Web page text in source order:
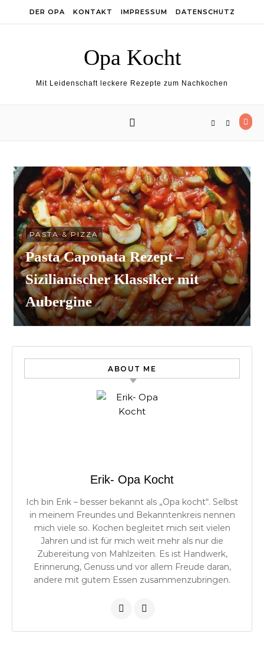
DER OPA KONTAKT IMPRESSUM DATENSCHUTZ
Opa Kocht
Mit Leidenschaft leckere Rezepte zum Nachkochen
PASTA & PIZZA
Pasta Caponata Rezept –
Sizilianischer Klassiker mit
Aubergine
ABOUT ME
Erik- Opa Kocht
Ich bin Erik – besser bekannt als „Opa kocht“. Selbst
in meinem Freundes und Bekanntenkreis nennen
mich viele so. Kochen begleitet mich seit vielen
Jahren und ist für mich weit mehr als nur die
Zubereitung von Mahlzeiten. Es ist Handwerk,
Erinnerung, Genuss und vor allem Freude daran,
andere mit gutem Essen zusammenzubringen.